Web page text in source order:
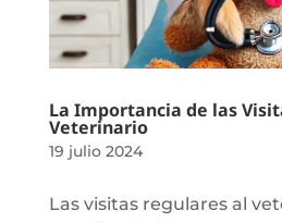
La Importancia de las
Veterinario
19 julio 2024
Las visitas regulares al